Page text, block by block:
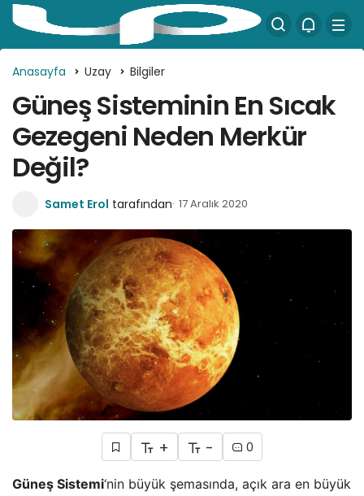
Anasayfa Uzay Bilgiler
Güneş Sisteminin En Sıcak
Gezegeni Neden Merkür
Değil?
Samet Erol tarafından 17 Aralık 2020
+ - 0
Güneş Sistemi‘nin büyük şemasında, açık ara en büyük